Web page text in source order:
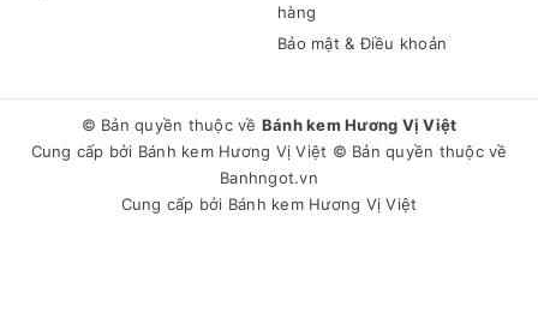
hàng
Bảo mật & Điều khoản
© Bản quyền thuộc về Bánh kem Hương Vị Việt
Cung cấp bởi Bánh kem Hương Vị Việt © Bản quyền thuộc về
Banhngot.vn
Cung cấp bởi Bánh kem Hương Vị Việt